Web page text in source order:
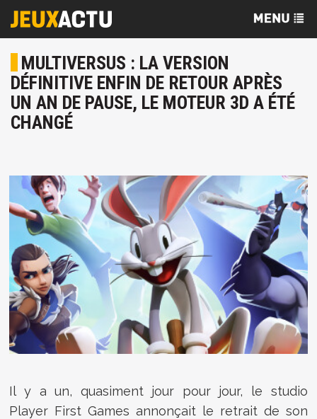
MULTIVERSUS : LA VERSION
DÉFINITIVE ENFIN DE RETOUR APRÈS
UN AN DE PAUSE, LE MOTEUR 3D A ÉTÉ
CHANGÉ
Il y a un, quasiment jour pour jour, le studio
Player First Games annonçait le retrait de son